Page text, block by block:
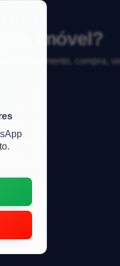
imóvel?
financiamento, compra,